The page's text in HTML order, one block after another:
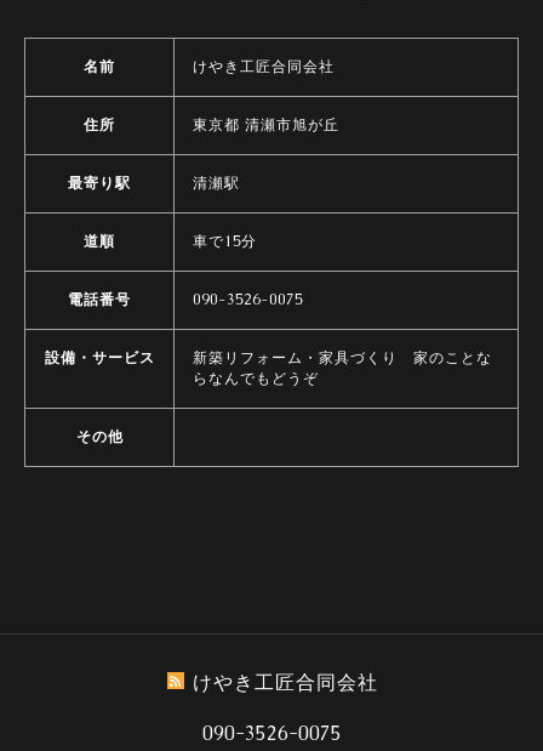
名前 けやき工匠合同会社
住所 東京都 清瀬市旭が丘
最寄り駅 清瀬駅
道順 車で15分
電話番号 090-3526-0075
設備・サービス
新築リフォーム・家具づくり 家のことな
らなんでもどうぞ
その他
けやき工匠合同会社
090-3526-0075